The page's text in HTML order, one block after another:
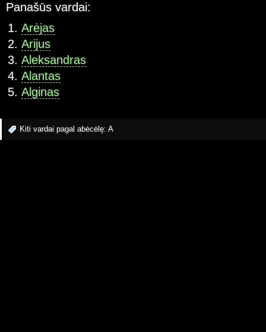
Panašūs vardai:
Arėjas
Arijus
Aleksandras
Alantas
Alginas
Kiti vardai pagal abėcėlę: A